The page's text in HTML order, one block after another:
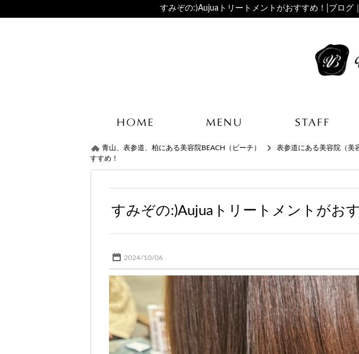
すみぞの:)Aujuaトリートメントがおすすめ！|ブログ
青山、表参道、柏にある美容院BEACH（ビーチ） 表参道にある美容院（美
すすめ！
すみぞの:)Aujuaトリートメントがお
2024/10/06